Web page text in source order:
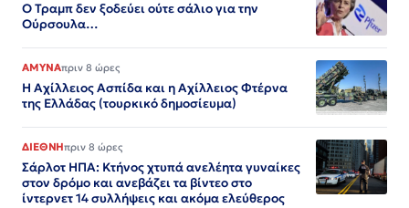
Ο Τραμπ δεν ξοδεύει ούτε σάλιο για την
Ούρσουλα…
ΑΜΥΝΑπριν 8 ώρες
Η Αχίλλειος Ασπίδα και η Αχίλλειος Φτέρνα
της Ελλάδας (τουρκικό δημοσίευμα)
ΔΙΕΘΝΗπριν 8 ώρες
Σάρλοτ ΗΠΑ: Κτήνος χτυπά ανελέητα γυναίκες
στον δρόμο και ανεβάζει τα βίντεο στο
ίντερνετ 14 συλλήψεις και ακόμα ελεύθερος​​​​​​​​​​​​​​​​​​​​​​​​​​​​​​​​​​​​​​​​​​​​​​​​​​